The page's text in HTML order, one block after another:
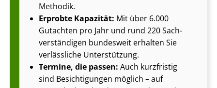
Methodik.
Erprobte Kapazität: Mit über 6.000
Gutachten pro Jahr und rund 220 Sach­
ver­stän­di­gen bundesweit erhalten Sie
verlässliche Unterstützung.
Termine, die passen: Auch kurzfristig
sind Besichtigungen möglich – auf